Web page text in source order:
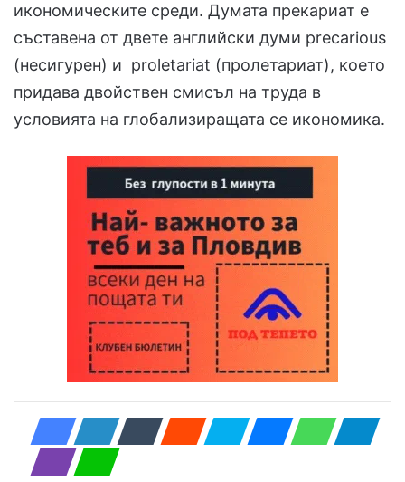
икономическите среди. Думата прекариат е
съставена от двете английски думи precarious
(несигурен) и proletariat (пролетариат), което
придава двойствен смисъл на труда в
условията на глобализиращата се икономика.